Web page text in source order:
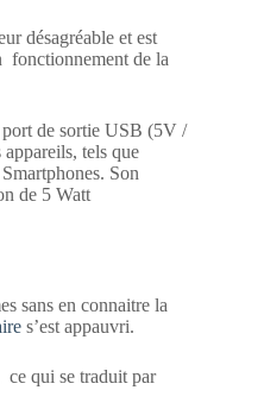
désagréable et est
fonctionnement de la
port de sortie USB (5V /
tels que
Son
de 5 Watt
sans en connaitre la
s’est appauvri.
qui se traduit par